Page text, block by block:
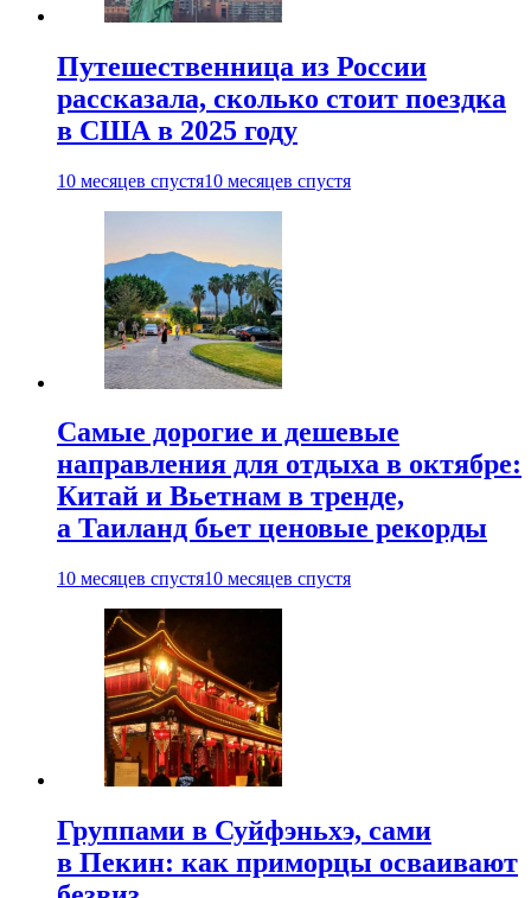
Путешественница из России
рассказала, сколько стоит поездка
в США в 2025 году
10 месяцев спустя10 месяцев спустя
Самые дорогие и дешевые
направления для отдыха в октябре:
Китай и Вьетнам в тренде,
а Таиланд бьет ценовые рекорды
10 месяцев спустя10 месяцев спустя
Группами в Суйфэньхэ, сами
в Пекин: как приморцы осваивают